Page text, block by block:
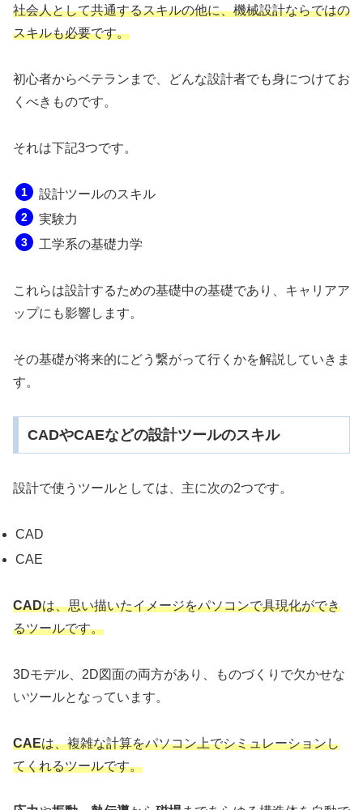
社会人として共通するスキルの他に、機械設計ならではの
スキルも必要です。
初心者からベテランまで、どんな設計者でも身につけてお
くべきものです。
それは下記3つです。
設計ツールのスキル
実験力
工学系の基礎力学
これらは設計するための基礎中の基礎であり、キャリアア
ップにも影響します。
その基礎が将来的にどう繋がって行くかを解説していきま
す。
CADやCAEなどの設計ツールのスキル
設計で使うツールとしては、主に次の2つです。
CAD
CAE
CADは、思い描いたイメージをパソコンで具現化ができ
るツールです。
3Dモデル、2D図面の両方があり、ものづくりで欠かせな
いツールとなっています。
CAEは、複雑な計算をパソコン上でシミュレーションし
てくれるツールです。